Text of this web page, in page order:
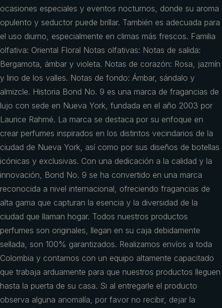
ocasiones especiales y eventos nocturnos, donde su aroma
opulento y seductor puede brillar. También es adecuada para
el uso diurno, especialmente en climas más frescos. Familia
olfativa: Oriental Floral Notas olfativas: Notas de salida:
Bergamota, ámbar y violeta. Notas de corazón: Rosa, jazmín
y lirio de los valles. Notas de fondo: Ámbar, sándalo y
almizcle. Historia Bond No. 9 es una marca de fragancias de
lujo con sede en Nueva York, fundada en el año 2003 por
Laurice Rahmé. La marca se destaca por su enfoque en
crear perfumes inspirados en los distintos vecindarios de la
ciudad de Nueva York, así como por sus diseños de botellas
icónicas y exclusivas. Con una dedicación a la calidad y la
innovación, Bond No. 9 se ha convertido en una marca
reconocida a nivel internacional, ofreciendo fragancias de
alta gama que capturan la esencia y la diversidad de la
ciudad que llaman hogar. Todos nuestros productos
perfumes son originales, llegan en su caja debidamente
sellada, son 100% garantizados. Realizamos envíos a toda
Colombia y contamos con un equipo altamente capacitado
que trabaja arduamente para que nuestros productos lleguen
hasta la puerta de su casa. Si al entregarle el producto
observa alguna anomalía, por favor no recibir, dejar la